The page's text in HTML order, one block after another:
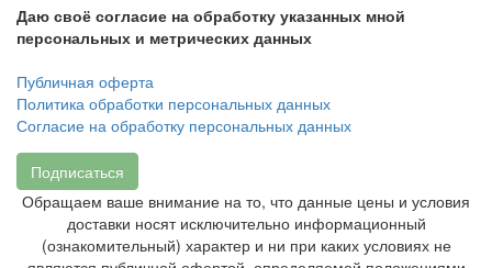
Даю своё согласие на обработку указанных мной
персональных и метрических данных
Публичная оферта
Политика обработки персональных данных
Согласие на обработку персональных данных
Подписаться
Обращаем ваше внимание на то, что данные цены и условия
доставки носят исключительно информационный
(ознакомительный) характер и ни при каких условиях не